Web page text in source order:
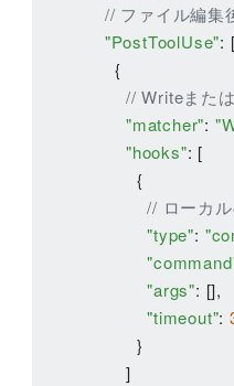
// ファイル編集
"PostToolUse": [
      {
// Writeまた
"matcher":
"hooks": [
          {
// ローカ
"type":
"args": [],
"timeout":
          }
        ]